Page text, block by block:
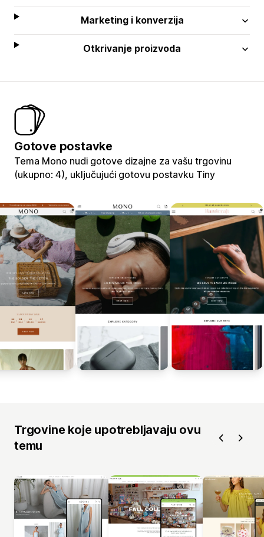
Marketing i konverzija
Otkrivanje proizvoda
Gotove postavke
Tema Mono nudi gotove dizajne za vašu trgovinu
(ukupno: 4), uključujući gotovu postavku Tiny
Trgovine koje upotrebljavaju ovu
temu